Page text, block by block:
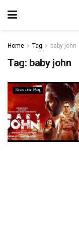
Home Tag baby john
Tag: baby john
फिल्म/वेब रिव्यू